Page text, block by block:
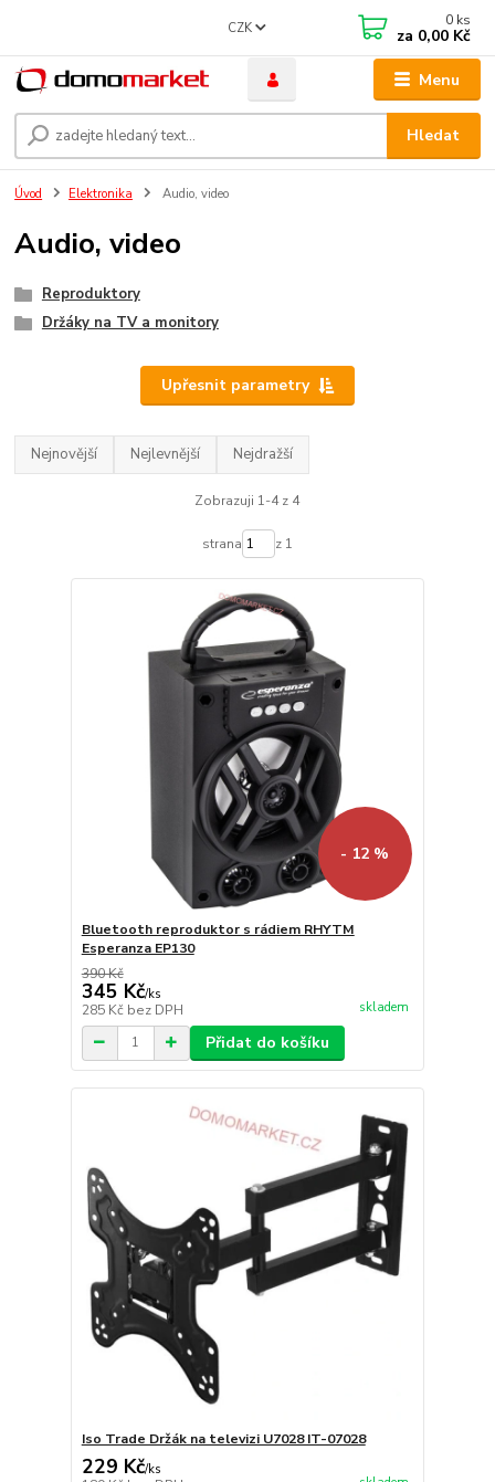
Menu
CZK
Hledat
0 ks
za 0,00 Kč
Úvod Elektronika Audio, video
Audio, video
Reproduktory
Držáky na TV a monitory
Upřesnit parametry
Nejnovější Nejlevnější Nejdražší
Zobrazuji 1-4 z 4
strana z 1
- 12 %
Bluetooth reproduktor s rádiem RHYTM
Esperanza EP130
390 Kč
345 Kč/ks
285 Kč bez DPH skladem
Přidat do košíku
Iso Trade Držák na televizi U7028 IT-07028
229 Kč/ks